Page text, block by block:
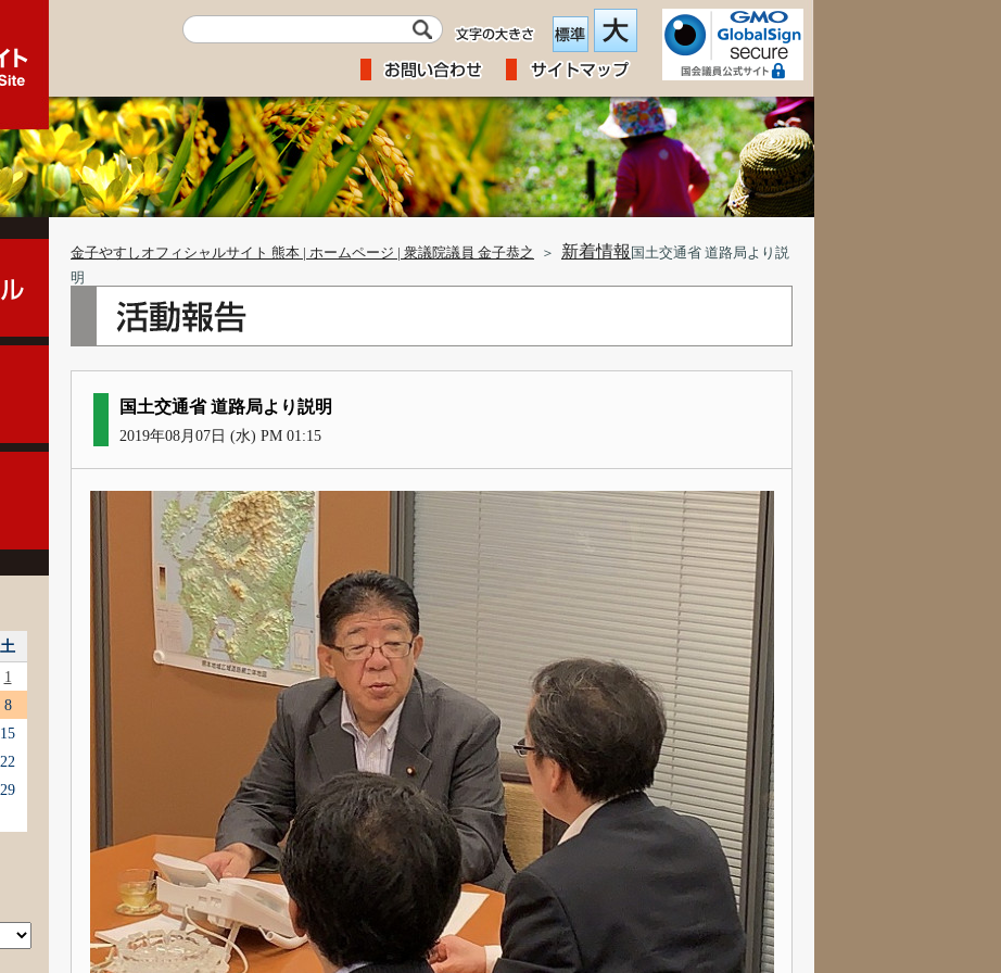
金子やすしオフィシャルサイト 熊本 | ホームページ | 衆議院議員 金子恭之 ＞ 新着情報 国土交通省 道路局より説
明
国土交通省 道路局より説明
2019年08月07日 (水) PM 01:15
土
1
8
15
22
29